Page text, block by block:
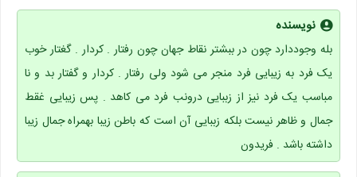
نویسنده
بله وجوددارد چون در ببشتر نقاط جهان چون رفتار . کردار . گغتار خوب
یک فرد به زیبایی فرد منجر می شود ولی رفتار . کردار و گفتار بد و نا
مباسب یک فرد نیز از زببایی درونب فرد می کاهد . پس زیبایی غقط
جمال و ظاهر نیست بلکه زببایی آن است که باطن زیبا بهمراه جمال زیبا
داشته باشد . فریدون